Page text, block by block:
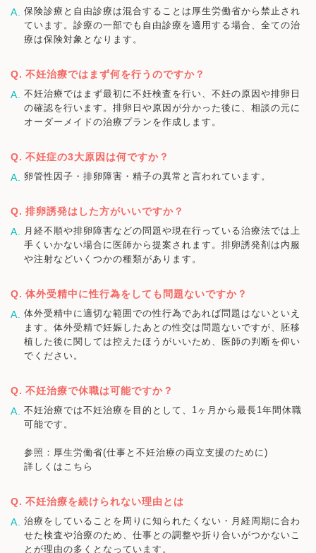
保険診療と自由診療は混合することは厚生労働省から禁止され
ています。診療の一部でも自由診療を適用する場合、全ての治
療は保険対象となります。
不妊治療ではまず何を行うのですか？
不妊治療ではまず最初に不妊検査を行い、不妊の原因や排卵日
の確認を行います。排卵日や原因が分かった後に、相談の元に
オーダーメイドの治療プランを作成します。
不妊症の3大原因は何ですか？
卵管性因子・排卵障害・精子の異常と言われています。
排卵誘発はした方がいいですか？
月経不順や排卵障害などの問題や現在行っている治療法では上
手くいかない場合に医師から提案されます。排卵誘発剤は内服
や注射などいくつかの種類があります。
体外受精中に性行為をしても問題ないですか？
体外受精中に適切な範囲での性行為であれば問題はないといえ
ます。体外受精で妊娠したあとの性交は問題ないですが、胚移
植した後に関しては控えたほうがいいため、医師の判断を仰い
でください。
不妊治療で休職は可能ですか？
不妊治療では不妊治療を目的として、1ヶ月から最長1年間休職
可能です。
参照：厚生労働省(仕事と不妊治療の両立支援のために)
詳しくはこちら
不妊治療を続けられない理由とは
治療をしていることを周りに知られたくない・月経周期に合わ
せた検査や治療のため、仕事との調整や折り合いがつかないこ
とが理由の多くとなっています。